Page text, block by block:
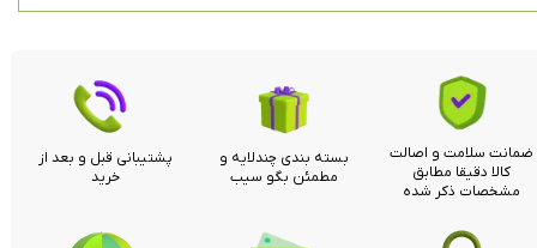
ضمانت سلامت و اصالت
کالا دقیقا مطابق
مشخصات ذکر شده
بسته بندی چندلایه و
مطمئن بگو سیب
پشتیبانی قبل و بعد از
خرید